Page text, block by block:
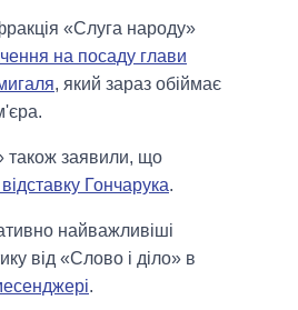
«Слуга народу»
на посаду глави
, який зараз обіймає
також заявили, що
Гончарука.
найважливіші
від «Слово і діло» в
.